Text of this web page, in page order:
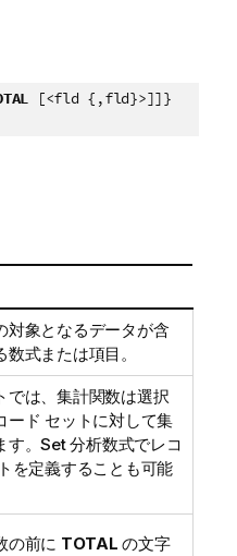
[<fld {,fld}>]]}
対象となるデータが含
数式または項目。
では、集計関数は選択
ード セットに対して集
す。Set 分析数式でレコ
を定義することも可能
の前に TOTAL の文字